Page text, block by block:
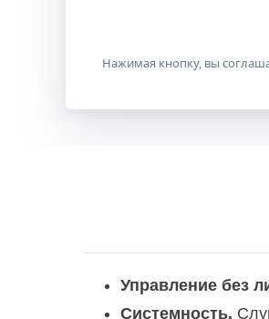
Учитель
Учитель
Нажимая кнопку, вы
Управление без
Системность.